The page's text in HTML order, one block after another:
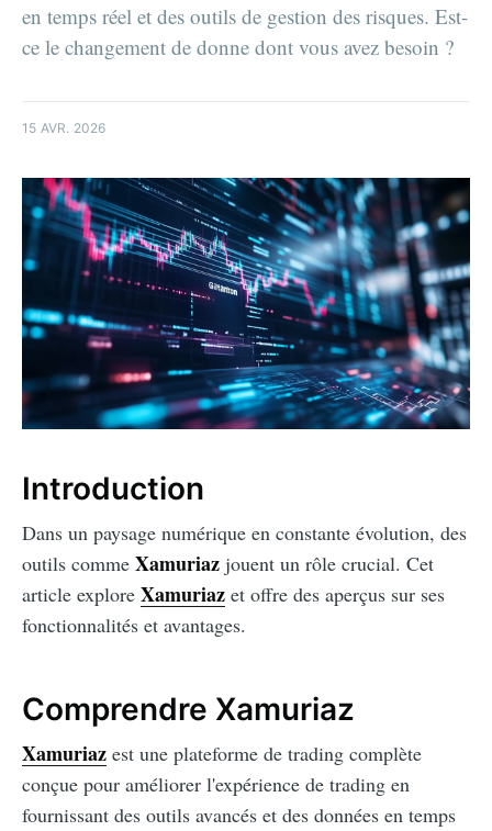
en temps réel et des outils de gestion des risques. Est-
ce le changement de donne dont vous avez besoin ?
15 AVR. 2026
Introduction
Dans un paysage numérique en constante évolution, des
outils comme Xamuriaz jouent un rôle crucial. Cet
article explore Xamuriaz et offre des aperçus sur ses
fonctionnalités et avantages.
Comprendre Xamuriaz
Xamuriaz est une plateforme de trading complète
conçue pour améliorer l'expérience de trading en
fournissant des outils avancés et des données en temps